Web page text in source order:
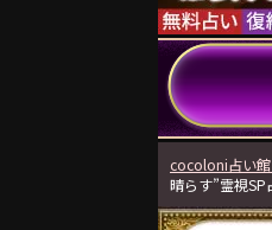
cocoloni占い
晴らす”霊視SP